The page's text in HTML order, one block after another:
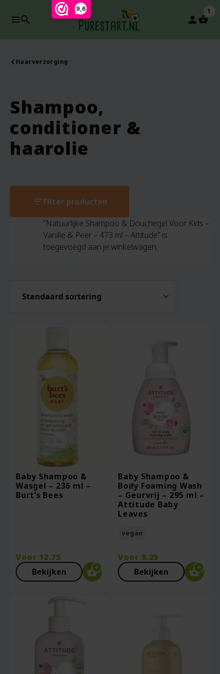
9,6
search person
1
Haarverzorging
Shampoo,
conditioner &
haarolie
filter_listFilter producten
“Natuurlijke Shampoo & Douchegel Voor Kids –
Vanille & Peer – 473 ml – Attitude” is
toegevoegd aan je winkelwagen.
Baby Shampoo &
Wasgel – 236 ml –
Burt’s Bees
Voor 12.75
Bekijken
Baby Shampoo &
Body Foaming Wash
– Geurvrij – 295 ml –
Attitude Baby
Leaves
vegan
Voor 9.25
Bekijken